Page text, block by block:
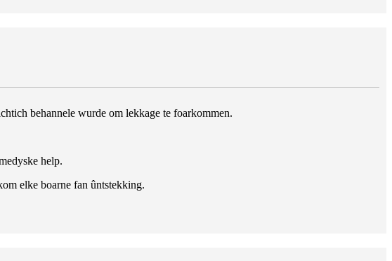
behannele wurde om lekkage te foarkommen.
help.
elke boarne fan ûntstekking.